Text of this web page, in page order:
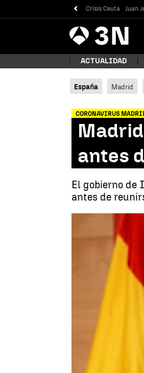
Crisis Ceuta Juan
Antena
3 Noticias
ACTUALIDAD
España Madrid
CORONAVIRUS
antes
El gobierno de
antes de